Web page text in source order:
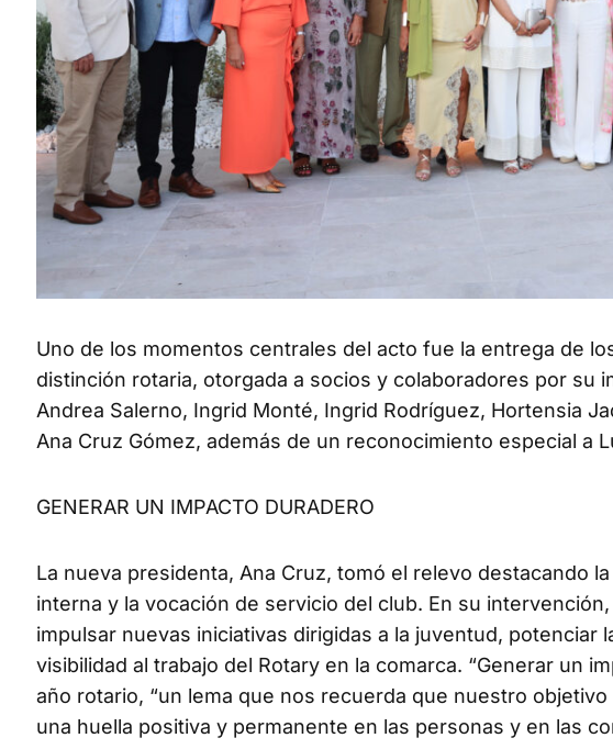
Uno de los momentos centrales del acto fue la entrega de
distinción rotaria, otorgada a socios y colaboradores por su
Andrea Salerno, Ingrid Monté, Ingrid Rodríguez, Hortensia
Ana Cruz Gómez, además de un reconocimiento especial a
GENERAR UN IMPACTO DURADERO
La nueva presidenta, Ana Cruz, tomó el relevo destacando
interna y la vocación de servicio del club. En su
impulsar nuevas iniciativas dirigidas a la juventud,
visibilidad al trabajo del Rotary en la comarca. “Generar un
año rotario, “un lema que nos recuerda que nuestro
una huella positiva y permanente en las personas y en las